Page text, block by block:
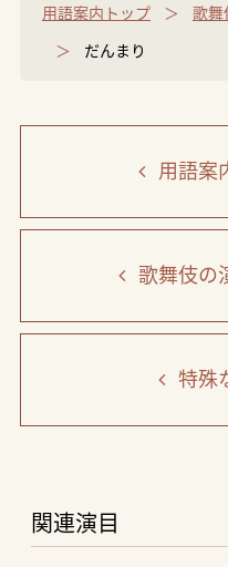
用語案内トップ 歌舞
だんまり
用語案
歌舞伎の
特殊
関連演目